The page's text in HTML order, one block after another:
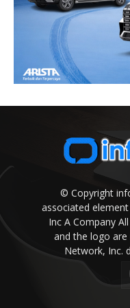
© Copyright
associated
Inc A Company
and the logo
Network, Inc.